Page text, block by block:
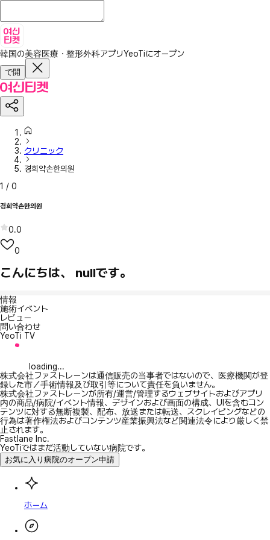
韓国の美容医療・整形外科アプリYeoTiにオープン
で開
クリニック
경희약손한의원
1 / 0
경희약손한의원
0.0
0
こんにちは、 nullです。
情報
施術イベント
レビュー
問い合わせ
YeoTi TV
loading...
株式会社ファストレーンは通信販売の当事者ではないので、医療機関が登
録した市／手術情報及び取引等について責任を負いません。
株式会社ファストレーンが所有/運営/管理するウェブサイトおよびアプリ
内の商品/病院/イベント情報、デザインおよび画面の構成、UIを含むコン
テンツに対する無断複製、配布、放送または転送、スクレイピングなどの
行為は著作権法およびコンテンツ産業振興法など関連法令により厳しく禁
止されます。
Fastlane Inc.
YeoTiではまだ活動していない病院です。
お気に入り病院のオープン申請
ホーム